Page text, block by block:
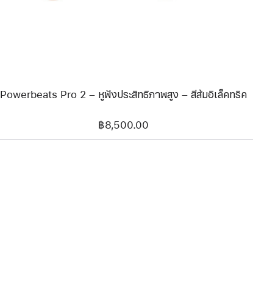
อิเล็ค
ทริค
Powerbeats Pro 2 – หูฟังประสิทธิภาพสูง – สีส้มอิเล็คทริค
฿8,500.00